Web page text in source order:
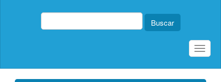
Buscar
Toggle